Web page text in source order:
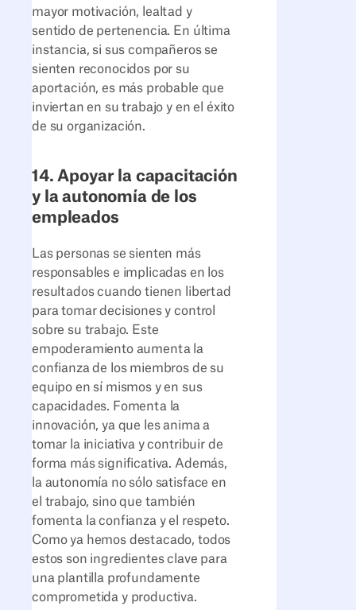
mayor motivación, lealtad y
sentido de pertenencia. En última
instancia, si sus compañeros se
sienten reconocidos por su
aportación, es más probable que
inviertan en su trabajo y en el éxito
de su organización.
14. Apoyar la capacitación
y la autonomía de los
empleados
Las personas se sienten más
responsables e implicadas en los
resultados cuando tienen libertad
para tomar decisiones y control
sobre su trabajo. Este
empoderamiento aumenta la
confianza de los miembros de su
equipo en sí mismos y en sus
capacidades. Fomenta la
innovación, ya que les anima a
tomar la iniciativa y contribuir de
forma más significativa. Además,
la autonomía no sólo satisface en
el trabajo, sino que también
fomenta la confianza y el respeto.
Como ya hemos destacado, todos
estos son ingredientes clave para
una plantilla profundamente
comprometida y productiva.